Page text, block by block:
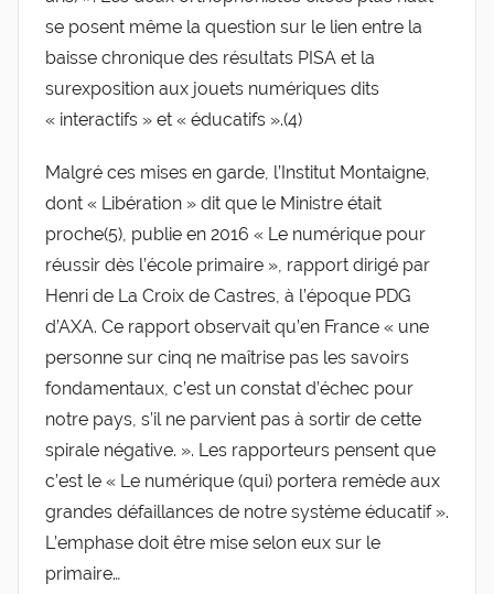
se posent même la question sur le lien entre la
baisse chronique des résultats PISA et la
surexposition aux jouets numériques dits
« interactifs » et « éducatifs ».(4)
Malgré ces mises en garde, l’Institut Montaigne,
dont « Libération » dit que le Ministre était
proche(5), publie en 2016 « Le numérique pour
réussir dès l’école primaire », rapport dirigé par
Henri de La Croix de Castres, à l’époque PDG
d’AXA. Ce rapport observait qu’en France « une
personne sur cinq ne maîtrise pas les savoirs
fondamentaux, c’est un constat d’échec pour
notre pays, s’il ne parvient pas à sortir de cette
spirale négative. ». Les rapporteurs pensent que
c’est le « Le numérique (qui) portera remède aux
grandes défaillances de notre système éducatif ».
L’emphase doit être mise selon eux sur le
primaire…